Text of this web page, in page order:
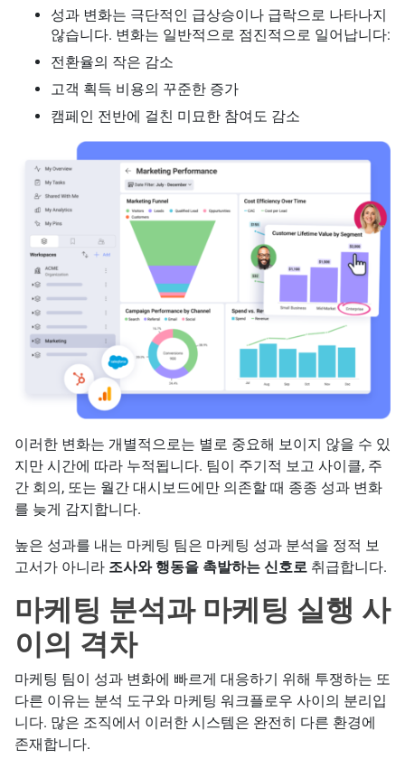
성과 변화는 극단적인 급상승이나 급락으로 나타나지
않습니다. 변화는 일반적으로 점진적으로 일어납니다:
전환율의 작은 감소
고객 획득 비용의 꾸준한 증가
캠페인 전반에 걸친 미묘한 참여도 감소
이러한 변화는 개별적으로는 별로 중요해 보이지 않을 수 있
지만 시간에 따라 누적됩니다. 팀이 주기적 보고 사이클, 주
간 회의, 또는 월간 대시보드에만 의존할 때 종종 성과 변화
를 늦게 감지합니다.
높은 성과를 내는 마케팅 팀은 마케팅 성과 분석을 정적 보
고서가 아니라 조사와 행동을 촉발하는 신호로 취급합니다.
마케팅 분석과 마케팅 실행 사
이의 격차
마케팅 팀이 성과 변화에 빠르게 대응하기 위해 투쟁하는 또
다른 이유는 분석 도구와 마케팅 워크플로우 사이의 분리입
니다. 많은 조직에서 이러한 시스템은 완전히 다른 환경에
존재합니다.